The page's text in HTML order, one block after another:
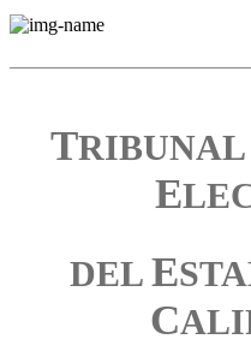
TRIBUNAL
E
DEL E
C